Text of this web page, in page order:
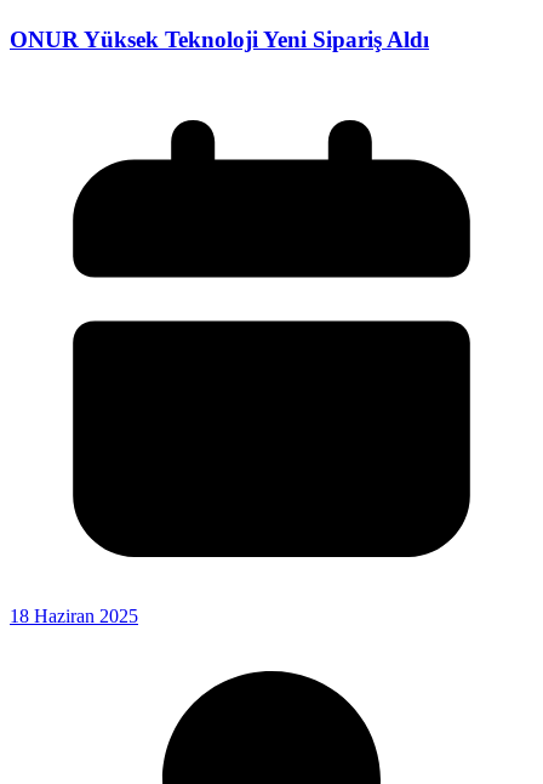
ONUR Yüksek Teknoloji Yeni Sipariş Aldı
18 Haziran 2025